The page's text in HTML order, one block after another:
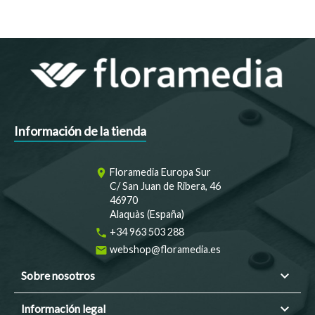
Información de la tienda
room Floramedia Europa Sur
C/ San Juan de Ribera, 46
46970
Alaquàs (España)
phone +34 963 503 288
email webshop@floramedia.es
Sobre nosotros 
Información legal 